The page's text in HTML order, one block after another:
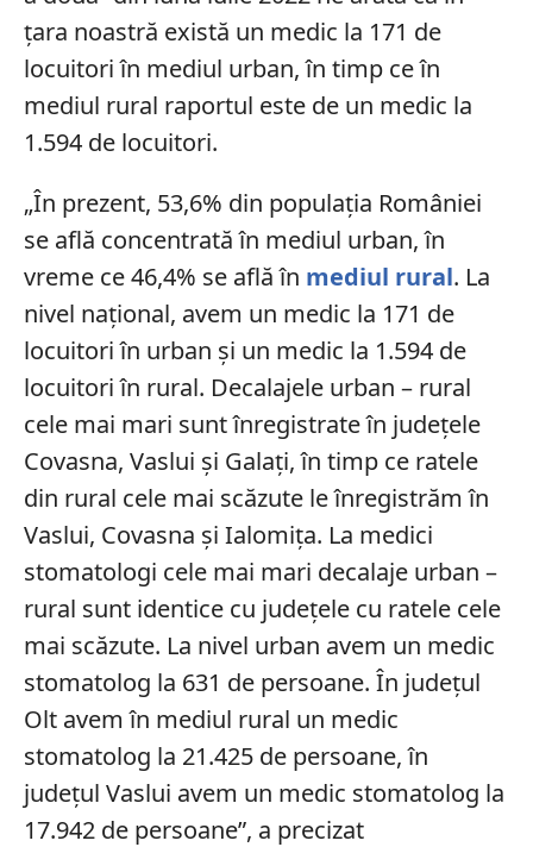
țara noastră există un medic la 171 de
locuitori în mediul urban, în timp ce în
mediul rural raportul este de un medic la
1.594 de locuitori.
„În prezent, 53,6% din populaţia României
se află concentrată în mediul urban, în
vreme ce 46,4% se află în mediul rural. La
nivel naţional, avem un medic la 171 de
locuitori în urban şi un medic la 1.594 de
locuitori în rural. Decalajele urban – rural
cele mai mari sunt înregistrate în judeţele
Covasna, Vaslui şi Galaţi, în timp ce ratele
din rural cele mai scăzute le înregistrăm în
Vaslui, Covasna şi Ialomiţa. La medici
stomatologi cele mai mari decalaje urban –
rural sunt identice cu judeţele cu ratele cele
mai scăzute. La nivel urban avem un medic
stomatolog la 631 de persoane. În judeţul
Olt avem în mediul rural un medic
stomatolog la 21.425 de persoane, în
judeţul Vaslui avem un medic stomatolog la
17.942 de persoane”, a precizat